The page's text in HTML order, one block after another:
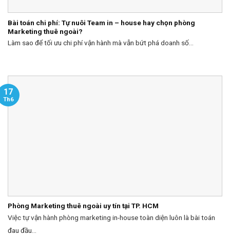
Bài toán chi phí: Tự nuôi Team in – house hay chọn phòng
Marketing thuê ngoài?
Làm sao để tối ưu chi phí vận hành mà vẫn bứt phá doanh số...
Phòng Marketing thuê ngoài uy tín tại TP. HCM
Việc tự vận hành phòng marketing in-house toàn diện luôn là bài toán
đau đầu...
17
Th6